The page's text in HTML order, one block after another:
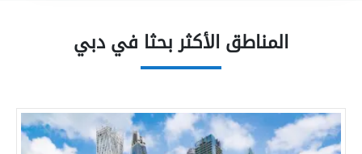
المناطق الأكثر بحثا في دبي